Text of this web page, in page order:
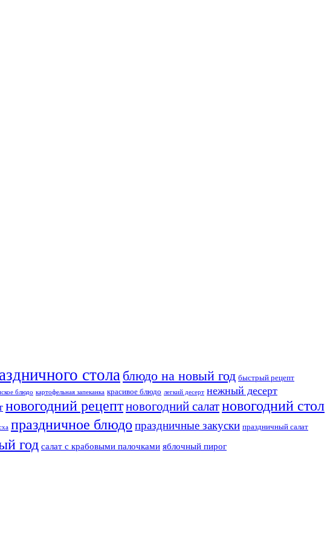
стола блюдо на новый год быстрый рецепт
блюдо картофельная запеканка красивое блюдо легкий десерт нежный десерт
новогодний рецептновогодний салатновогодний стол
праздничное блюдо праздничные закуски праздничный салат
год салат с крабовыми палочками яблочный пирог